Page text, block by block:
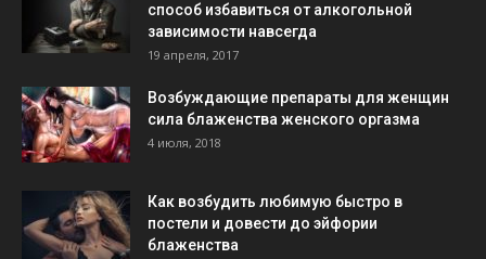
способ избавиться от алкогольной
зависимости навсегда
19 апреля, 2017
Возбуждающие препараты для женщин
сила блаженства женского оргазма
4 июля, 2018
Как возбудить любимую быстро в
постели и довести до эйфории
блаженства